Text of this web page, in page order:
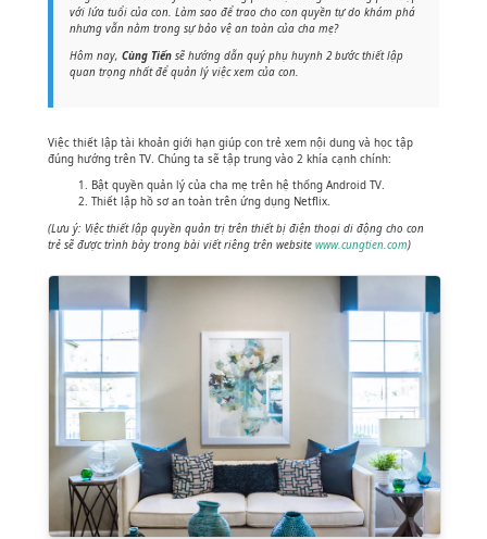
với lứa tuổi của con. Làm sao để trao cho con quyền tự do khám phá
nhưng vẫn nằm trong sự bảo vệ an toàn của cha mẹ?
Hôm nay, Cùng Tiến sẽ hướng dẫn quý phụ huynh 2 bước thiết lập
quan trọng nhất để quản lý việc xem của con.
Việc thiết lập tài khoản giới hạn giúp con trẻ xem nội dung và học tập
đúng hướng trên TV. Chúng ta sẽ tập trung vào 2 khía cạnh chính:
Bật quyền quản lý của cha mẹ trên hệ thống Android TV.
Thiết lập hồ sơ an toàn trên ứng dụng Netflix.
(Lưu ý: Việc thiết lập quyền quản trị trên thiết bị điện thoại di động cho con
trẻ sẽ được trình bày trong bài viết riêng trên website www.cungtien.com)